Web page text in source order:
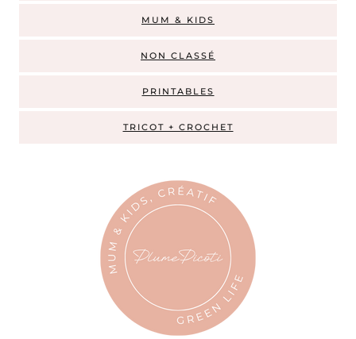
MUM & KIDS
NON CLASSÉ
PRINTABLES
TRICOT + CROCHET